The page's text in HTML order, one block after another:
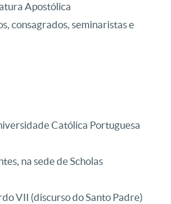
Apostólica
consagrados, seminaristas e
Católica Portuguesa
na sede de Scholas
VII (discurso do Santo Padre)